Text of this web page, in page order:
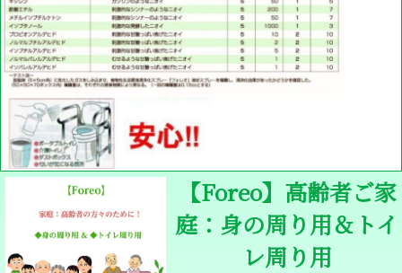
【Foreo】高齢者ご家
庭：身の周り用＆トイ
レ周り用